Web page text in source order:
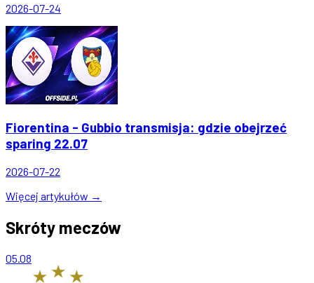
2026-07-24
Fiorentina - Gubbio transmisja: gdzie obejrzeć
sparing 22.07
2026-07-22
Więcej artykułów →
Skróty meczów
05.08